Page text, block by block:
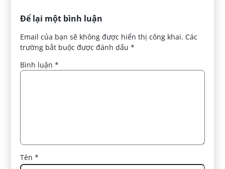
Để lại một bình luận
Email của bạn sẽ không được hiển thị công khai. Các
trường bắt buộc được đánh dấu*
Bình luận*
Tên*